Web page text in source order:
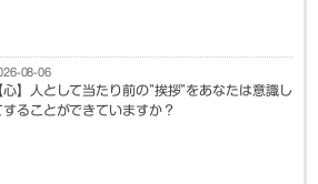
08-06
心】人として当たり前の”挨拶”をあなたは意識し
することができていますか？